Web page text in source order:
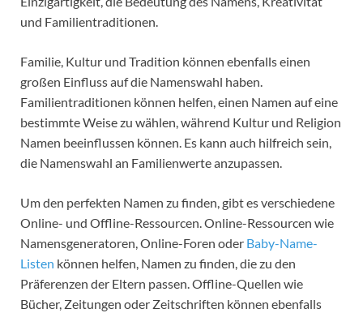
und Familientraditionen.
Familie, Kultur und Tradition können ebenfalls einen
großen Einfluss auf die Namenswahl haben.
Familientraditionen können helfen, einen Namen auf eine
bestimmte Weise zu wählen, während Kultur und Religion
Namen beeinflussen können. Es kann auch hilfreich sein,
die Namenswahl an Familienwerte anzupassen.
Um den perfekten Namen zu finden, gibt es verschiedene
Online- und Offline-Ressourcen. Online-Ressourcen wie
Namensgeneratoren, Online-Foren oder Baby-Name-
Listen können helfen, Namen zu finden, die zu den
Präferenzen der Eltern passen. Offline-Quellen wie
Bücher, Zeitungen oder Zeitschriften können ebenfalls